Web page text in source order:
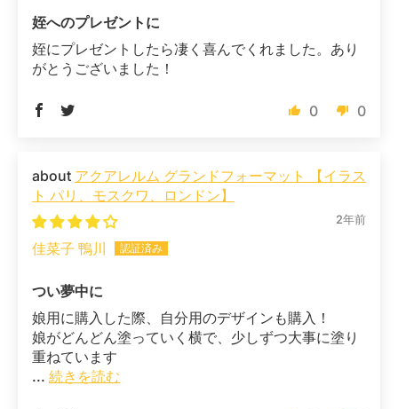
姪へのプレゼントに
姪にプレゼントしたら凄く喜んでくれました。あり
がとうございました！
0 0
アクアレルム グランドフォーマット 【イラス
ト パリ、モスクワ、ロンドン】
2年前
佳菜子 鴨川
つい夢中に
娘用に購入した際、自分用のデザインも購入！
娘がどんどん塗っていく横で、少しずつ大事に塗り
重ねています
... 続きを読む